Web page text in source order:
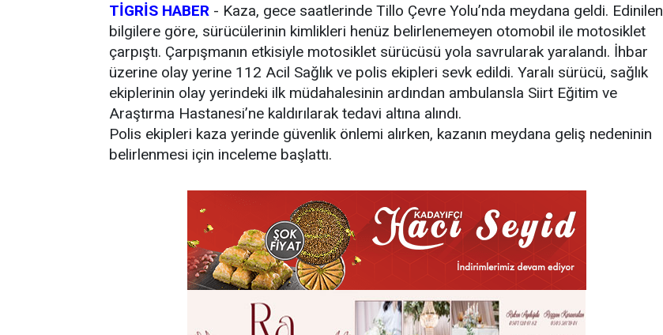
TİGRİS HABER - Kaza, gece saatlerinde Tillo Çevre Yolu’nda meydana geldi. Edinilen
bilgilere göre, sürücülerinin kimlikleri henüz belirlenemeyen otomobil ile motosiklet
çarpıştı. Çarpışmanın etkisiyle motosiklet sürücüsü yola savrularak yaralandı. İhbar
üzerine olay yerine 112 Acil Sağlık ve polis ekipleri sevk edildi. Yaralı sürücü, sağlık
ekiplerinin olay yerindeki ilk müdahalesinin ardından ambulansla Siirt Eğitim ve
Araştırma Hastanesi’ne kaldırılarak tedavi altına alındı.
Polis ekipleri kaza yerinde güvenlik önlemi alırken, kazanın meydana geliş nedeninin
belirlenmesi için inceleme başlattı.